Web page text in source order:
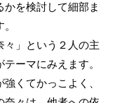
を検討して細部ま
」という２人の主
ーマにみえます。
くてかっこよく、